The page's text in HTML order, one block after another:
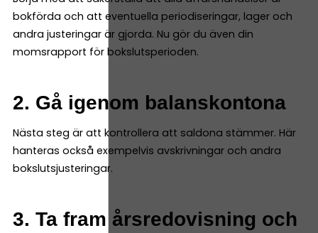
bokförda och att eventuella periodiseringar, lager och
andra justeringar är gjorda. Nu gör du även din
momsrapport för bokslutsperioden.
2. Gå igenom balanskontona
Nästa steg är att kontrollera att saldona stämmer. Här
hanteras också exempelvis avskrivningar och andra
bokslutsjusteringar.
3. Ta fram årsredovisning och